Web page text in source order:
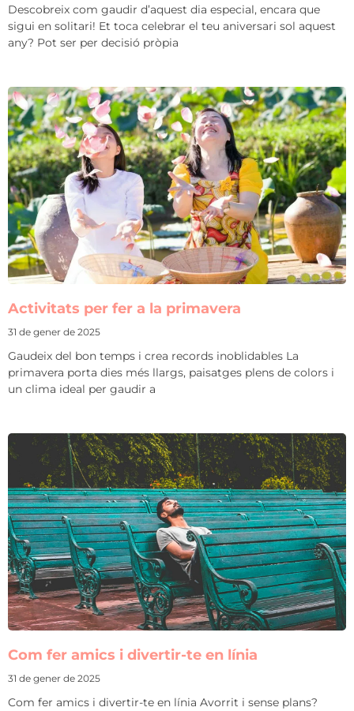
Descobreix com gaudir d’aquest dia especial, encara que
sigui en solitari! Et toca celebrar el teu aniversari sol aquest
any? Pot ser per decisió pròpia
Activitats per fer a la primavera
31 de gener de 2025
Gaudeix del bon temps i crea records inoblidables La
primavera porta dies més llargs, paisatges plens de colors i
un clima ideal per gaudir a
Com fer amics i divertir-te en línia
31 de gener de 2025
Com fer amics i divertir-te en línia Avorrit i sense plans?